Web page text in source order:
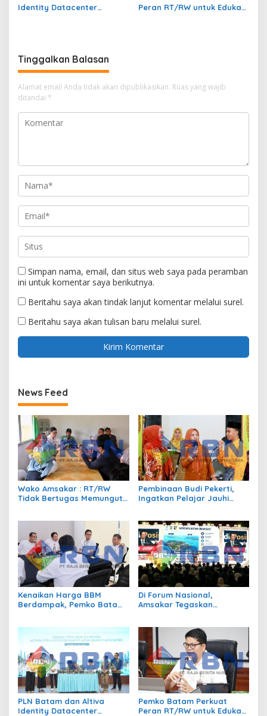
Identity Datacenter
Peran RT/RW untuk Edukasi
Tinggalkan Balasan
Alamat email Anda tidak akan dipublikasikan. Ruas yang wajib
ditandai *
Simpan nama, email, dan situs web saya pada peramban
ini untuk komentar saya berikutnya.
Beritahu saya akan tindak lanjut komentar melalui surel.
Beritahu saya akan tulisan baru melalui surel.
News Feed
Wako Amsakar : RT/RW
Tidak Bertugas Memungut
Pembinaan Budi Pekerti,
Ingatkan Pelajar Jauhi
Kenaikan Harga BBM
Berdampak, Pemko Batam
Di Forum Nasional,
Amsakar Tegaskan
Pembangunan
PLN Batam dan Altiva
Identity Datacenter
Pemko Batam Perkuat
Peran RT/RW untuk Edukasi